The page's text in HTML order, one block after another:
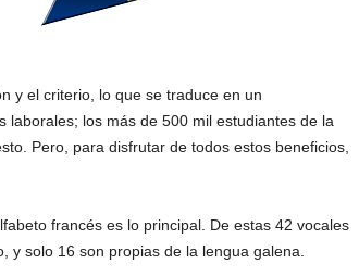
y el criterio, lo que se traduce en un
los más de 500 mil estudiantes de la
Pero, para disfrutar de todos estos beneficios,
francés es lo principal. De estas 42 vocales
y solo 16 son propias de la lengua galena.